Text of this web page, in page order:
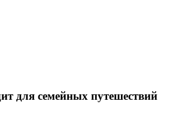
для семейных путешествий